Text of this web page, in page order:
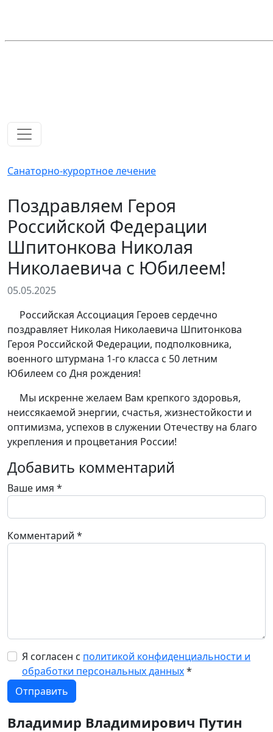
Санаторно-курортное лечение
Поздравляем Героя
Российской Федерации
Шпитонкова Николая
Николаевича с Юбилеем!
05.05.2025
Российская Ассоциация Героев сердечно
поздравляет Николая Николаевича Шпитонкова
Героя Российской Федерации, подполковника,
военного штурмана 1-го класса с 50 летним
Юбилеем со Дня рождения!
Мы искренне желаем Вам крепкого здоровья,
неиссякаемой энергии, счастья, жизнестойкости и
оптимизма, успехов в служении Отечеству на благо
укрепления и процветания России!
Добавить комментарий
Ваше имя *
Комментарий *
Я согласен с политикой конфиденциальности и
обработки персональных данных*
Владимир Владимирович Путин